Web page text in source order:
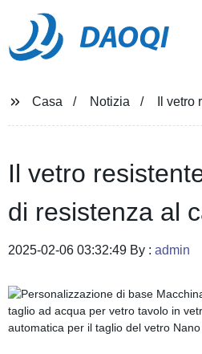
DAOQI
Casa Notizia Il
Il vetro
di resistenza al
2025-02-06 03:32:49 By : admin